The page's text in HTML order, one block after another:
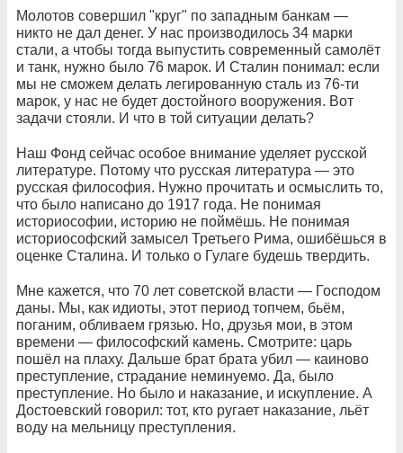
Молотов совершил "круг" по западным банкам —
никто не дал денег. У нас производилось 34 марки
стали, а чтобы тогда выпустить современный самолёт
и танк, нужно было 76 марок. И Сталин понимал: если
мы не сможем делать легированную сталь из 76-ти
марок, у нас не будет достойного вооружения. Вот
задачи стояли. И что в той ситуации делать?
Наш Фонд сейчас особое внимание уделяет русской
литературе. Потому что русская литература — это
русская философия. Нужно прочитать и осмыслить то,
что было написано до 1917 года. Не понимая
историософии, историю не поймёшь. Не понимая
историософский замысел Третьего Рима, ошибёшься в
оценке Сталина. И только о Гулаге будешь твердить.
Мне кажется, что 70 лет советской власти — Господом
даны. Мы, как идиоты, этот период топчем, бьём,
поганим, обливаем грязью. Но, друзья мои, в этом
времени — философский камень. Смотрите: царь
пошёл на плаху. Дальше брат брата убил — каиново
преступление, страдание неминуемо. Да, было
преступление. Но было и наказание, и искупление. А
Достоевский говорил: тот, кто ругает наказание, льёт
воду на мельницу преступления.